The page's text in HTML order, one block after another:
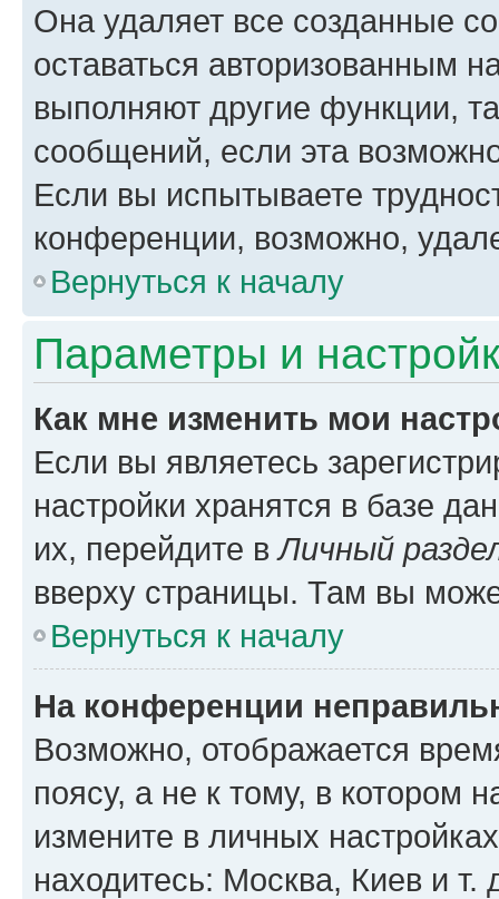
Она удаляет все созданные
оставаться авторизованным
выполняют другие функции,
сообщений, если эта
Если вы испытываете
конференции, возможно,
Вернуться к началу
Параметры и
Как мне изменить мои
Если вы являетесь
настройки хранятся в базе
их, перейдите вЛичный
вверху страницы. Там вы
Вернуться к началу
На конференции
Возможно, отображается
поясу, а не к тому, в котором
измените в личных
находитесь: Москва, Киев и т.